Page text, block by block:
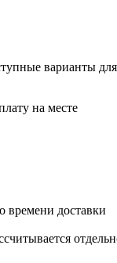
варианты для
на месте
времени доставки